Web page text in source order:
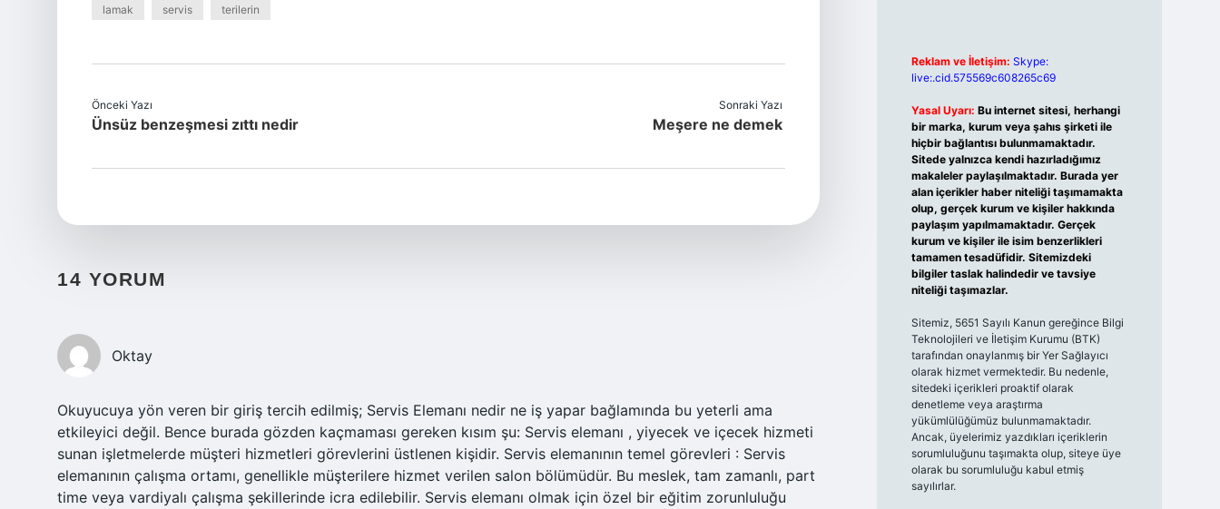
lamak servis terilerin
Önceki Yazı
Ünsüz benzeşmesi zıttı nedir
Sonraki Yazı
Meşere ne demek
14 YORUM
Oktay
Okuyucuya yön veren bir giriş tercih edilmiş; Servis Elemanı nedir ne iş yapar bağlamında bu yeterli ama
etkileyici değil. Bence burada gözden kaçmaması gereken kısım şu: Servis elemanı , yiyecek ve içecek hizmeti
sunan işletmelerde müşteri hizmetleri görevlerini üstlenen kişidir. Servis elemanının temel görevleri : Servis
elemanının çalışma ortamı, genellikle müşterilere hizmet verilen salon bölümüdür. Bu meslek, tam zamanlı, part
time veya vardiyalı çalışma şekillerinde icra edilebilir. Servis elemanı olmak için özel bir eğitim zorunluluğu
Reklam ve İletişim: Skype:
live:.cid.575569c608265c69
Yasal Uyarı: Bu internet sitesi, herhangi
bir marka, kurum veya şahıs şirketi ile
hiçbir bağlantısı bulunmamaktadır.
Sitede yalnızca kendi hazırladığımız
makaleler paylaşılmaktadır. Burada yer
alan içerikler haber niteliği taşımamakta
olup, gerçek kurum ve kişiler hakkında
paylaşım yapılmamaktadır. Gerçek
kurum ve kişiler ile isim benzerlikleri
tamamen tesadüfidir. Sitemizdeki
bilgiler taslak halindedir ve tavsiye
niteliği taşımazlar.
Sitemiz, 5651 Sayılı Kanun gereğince Bilgi
Teknolojileri ve İletişim Kurumu (BTK)
tarafından onaylanmış bir Yer Sağlayıcı
olarak hizmet vermektedir. Bu nedenle,
sitedeki içerikleri proaktif olarak
denetleme veya araştırma
yükümlülüğümüz bulunmamaktadır.
Ancak, üyelerimiz yazdıkları içeriklerin
sorumluluğunu taşımakta olup, siteye üye
olarak bu sorumluluğu kabul etmiş
sayılırlar.